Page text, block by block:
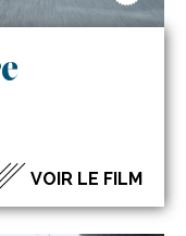
VOIR LE FILM